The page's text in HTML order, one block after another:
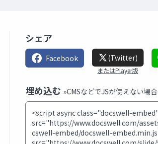
シェア
Facebook (Twitter)
またはPlayer版
埋め込む »CMSなどでJSが使えない場合